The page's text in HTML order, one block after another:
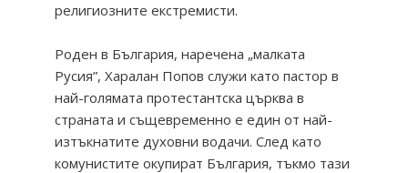
религиозните екстремисти.
Роден в България, наречена „малката
Русия”, Харалан Попов служи като пастор в
най-голямата протестантска църква в
страната и същевременно е един от най-
изтъкнатите духовни водачи. След като
комунистите окупират България, тъкмо тази